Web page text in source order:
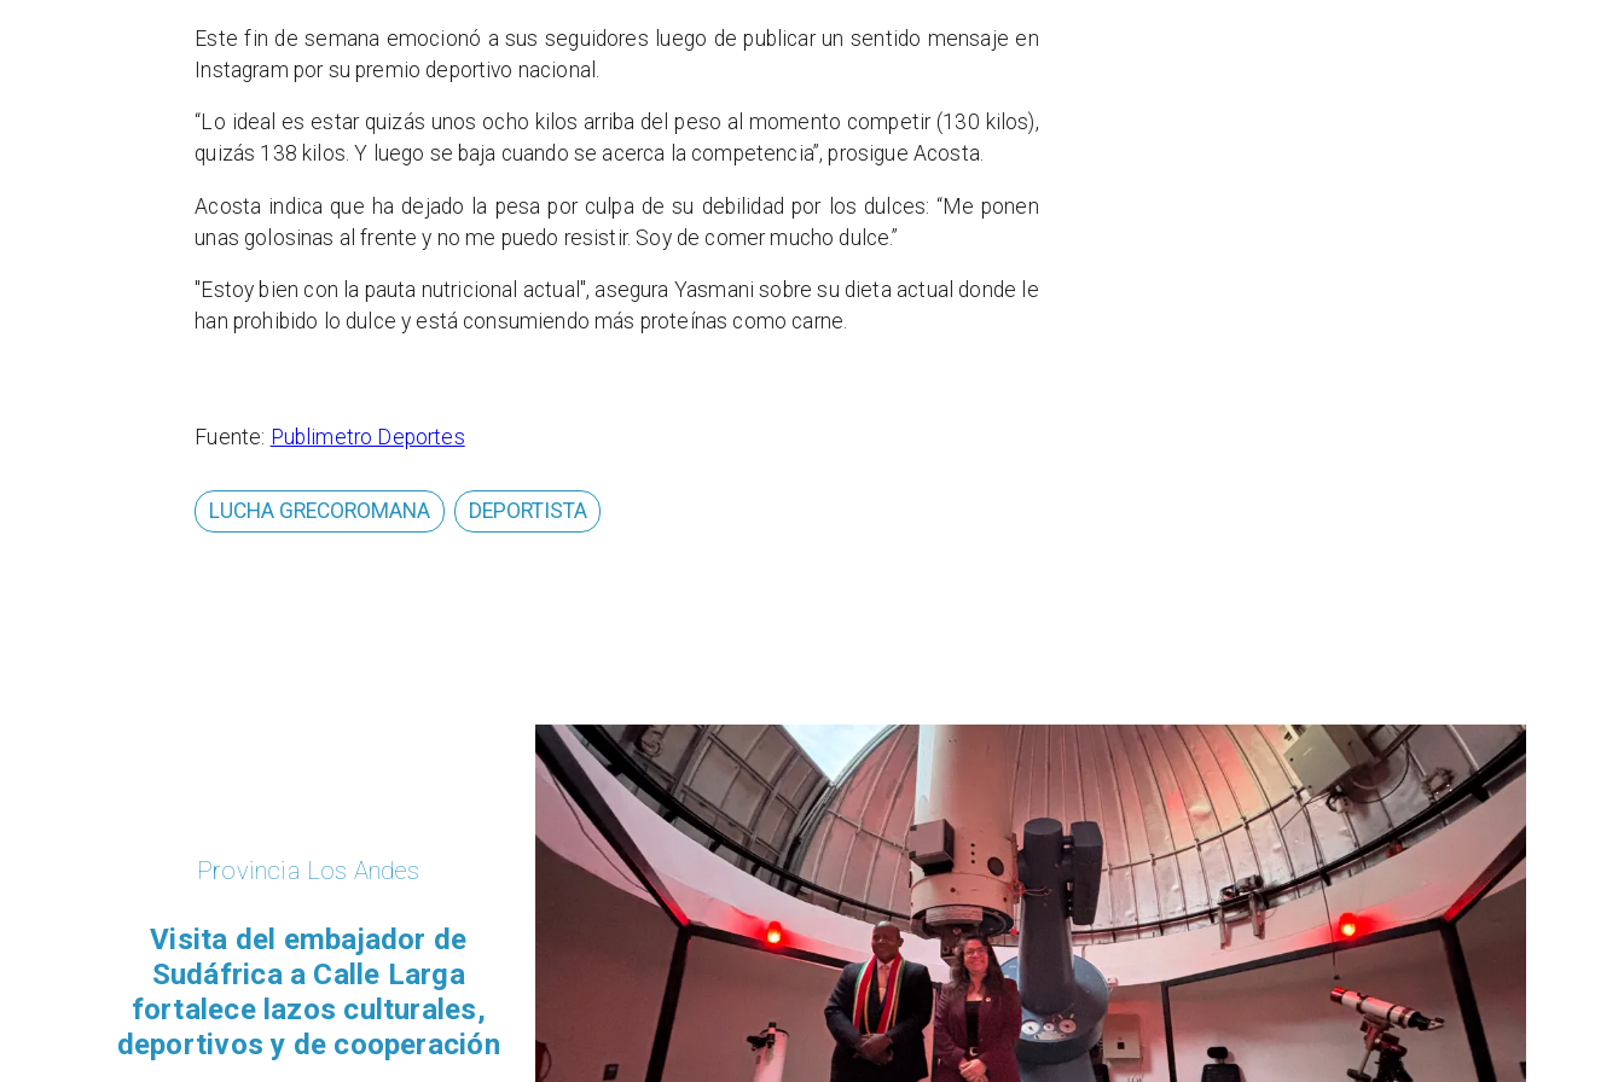
Este fin de semana emocionó a sus seguidores luego de publicar un sentido mensaje en
Instagram por su premio deportivo nacional.
“Lo ideal es estar quizás unos ocho kilos arriba del peso al momento competir (130 kilos),
quizás 138 kilos. Y luego se baja cuando se acerca la competencia”, prosigue Acosta.
Acosta indica que ha dejado la pesa por culpa de su debilidad por los dulces: “Me ponen
unas golosinas al frente y no me puedo resistir. Soy de comer mucho dulce.”
"Estoy bien con la pauta nutricional actual", asegura Yasmani sobre su dieta actual donde le
han prohibido lo dulce y está consumiendo más proteínas como carne.
Fuente: Publimetro Deportes
LUCHA GRECOROMANA DEPORTISTA
Provincia Los Andes
​Visita del embajador de
Sudáfrica a Calle Larga
fortalece lazos culturales,
deportivos y de cooperación